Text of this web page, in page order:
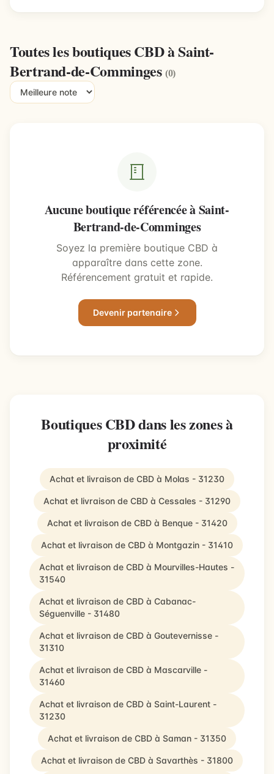
Toutes les boutiques CBD à Saint-
Bertrand-de-Comminges(0)
Aucune boutique référencée à Saint-
Bertrand-de-Comminges
Soyez la première boutique CBD à
apparaître dans cette zone.
Référencement gratuit et rapide.
Devenir partenaire
Boutiques CBD dans les zones à
proximité
Achat et livraison de CBD à Molas - 31230
Achat et livraison de CBD à Cessales - 31290
Achat et livraison de CBD à Benque - 31420
Achat et livraison de CBD à Montgazin - 31410
Achat et livraison de CBD à Mourvilles-Hautes -
31540
Achat et livraison de CBD à Cabanac-
Séguenville - 31480
Achat et livraison de CBD à Goutevernisse -
31310
Achat et livraison de CBD à Mascarville -
31460
Achat et livraison de CBD à Saint-Laurent -
31230
Achat et livraison de CBD à Saman - 31350
Achat et livraison de CBD à Savarthès - 31800